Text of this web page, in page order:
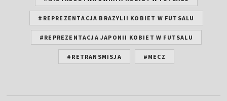
#REPREZENTACJA BRAZYLII KOBIET W FUTSALU
#REPREZENTACJA JAPONII KOBIET W FUTSALU
#RETRANSMISJA #MECZ